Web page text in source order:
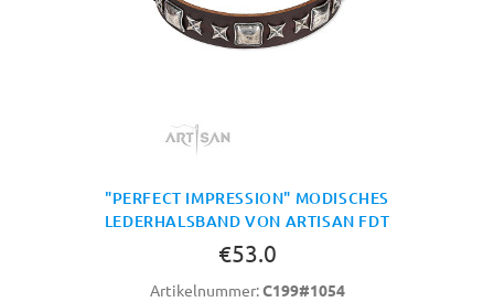
"PERFECT IMPRESSION" MODISCHES
LEDERHALSBAND VON ARTISAN FDT
€53.0
Artikelnummer:C199#1054